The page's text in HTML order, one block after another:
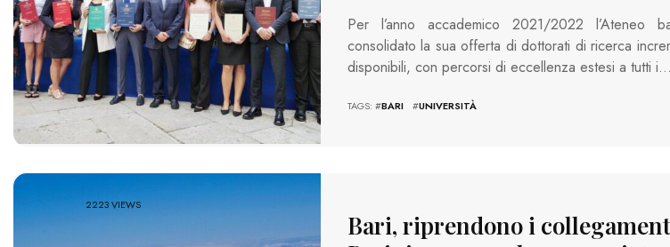
Per l’anno accademico 2021/2022 l’Ateneo
consolidato la sua offerta di dottorati di ricerca
disponibili, con percorsi di eccellenza estesi a tutti i…
TAGS: #BARI #UNIVERSITÀ
2223 VIEWS
Bari, riprendono i